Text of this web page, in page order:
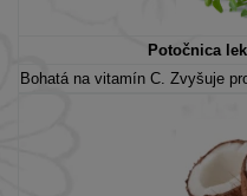
Potočnica
Bohatá na vitamín C. Zvyšuje